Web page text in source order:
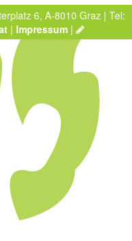
6, A-8010 Graz | Tel:
| Impressum |